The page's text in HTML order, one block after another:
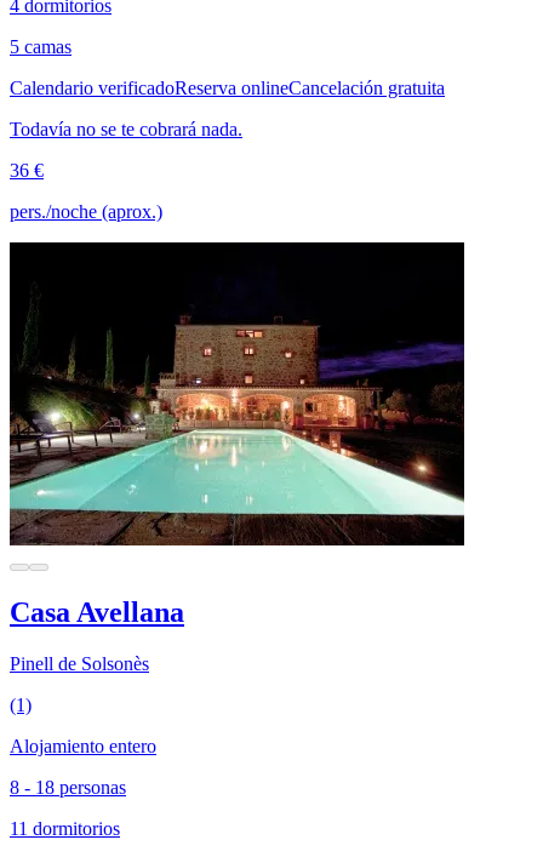
4 dormitorios
5 camas
Calendario verificadoReserva onlineCancelación gratuita
Todavía no se te cobrará nada.
36 €
pers./noche (aprox.)
Casa Avellana
Pinell de Solsonès
(1)
Alojamiento entero
8 - 18 personas
11 dormitorios